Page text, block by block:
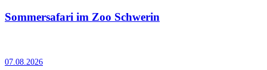
Sommersafari im Zoo Schwerin
07.08.2026